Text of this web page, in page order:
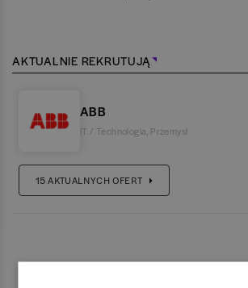
AKTUALNIE REKRUTUJĄ
ABB
IT / Technologia Przemysł
15AKTUALNYCH OFERT